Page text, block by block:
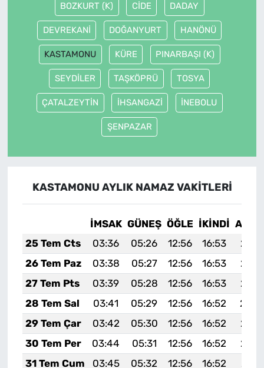
BOZKURT (K) CİDE DADAY
DEVREKANİ DOĞANYURT HANÖNÜ
KASTAMONU KÜRE PINARBAŞI (K)
SEYDİLER TAŞKÖPRÜ TOSYA
ÇATALZEYTİN İHSANGAZİ İNEBOLU
ŞENPAZAR
KASTAMONU AYLIK NAMAZ VAKITLERI
İMSAK GÜNEŞ ÖĞLE İKINDI
25 Tem Cts
03:36 05:26 12:56 16:53
26 Tem Paz
03:38 05:27 12:56 16:53
27 Tem Pts
03:39 05:28 12:56 16:53
28 Tem Sal
03:41 05:29 12:56 16:52
29 Tem Çar
03:42 05:30 12:56 16:52
30 Tem Per
03:44 05:31 12:56 16:52
31 Tem Cum
03:45 05:32 12:56 16:52
20:11